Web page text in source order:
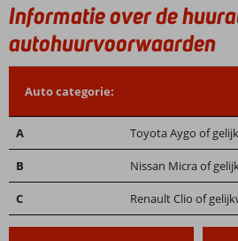
Informatie over de
autohuurvoorwaarden
Auto categorie:
A Toyota Aygo of
B Nissan Micra of
C Renault Clio of